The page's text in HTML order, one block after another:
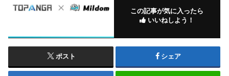
この記事が気に入ったら
いいねしよう！
ポスト シェア